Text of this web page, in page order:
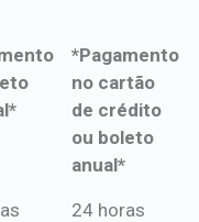
*Pagamento
no cartão
de crédito
ou boleto
anual*
*Pagamento
24 horas